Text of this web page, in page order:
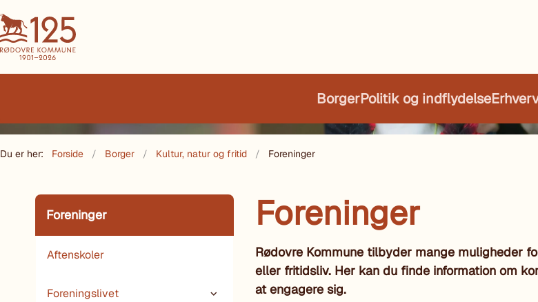
BorgerPolitik og indflydelse
Du er her: Forside Borger Kultur, natur og fritid Foreninger
Foreninger
Aftenskoler
Foreningslivet
Foreninger
Rødovre Kommune tilbyder mange muligheder
eller fritidsliv. Her kan du finde information om
at engagere sig.